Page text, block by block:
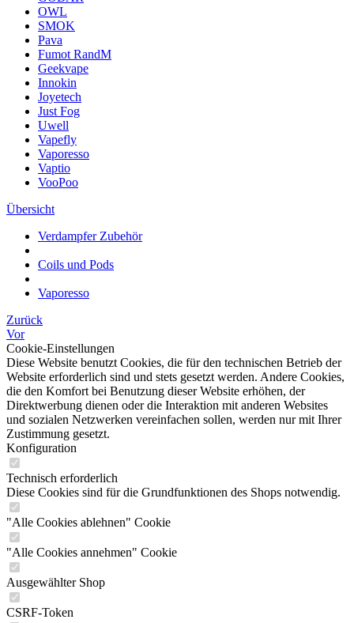
OWL
SMOK
Pava
Fumot RandM
Geekvape
Innokin
Joyetech
Just Fog
Uwell
Vapefly
Vaporesso
Vaptio
VooPoo
Übersicht
Verdampfer Zubehör
Coils und Pods
Vaporesso
Zurück
Vor
Cookie-Einstellungen
Diese Website benutzt Cookies, die für den technischen Betrieb der
Website erforderlich sind und stets gesetzt werden. Andere Cookies,
die den Komfort bei Benutzung dieser Website erhöhen, der
Direktwerbung dienen oder die Interaktion mit anderen Websites
und sozialen Netzwerken vereinfachen sollen, werden nur mit Ihrer
Zustimmung gesetzt.
Konfiguration
Technisch erforderlich
Diese Cookies sind für die Grundfunktionen des Shops notwendig.
"Alle Cookies ablehnen" Cookie
"Alle Cookies annehmen" Cookie
Ausgewählter Shop
CSRF-Token